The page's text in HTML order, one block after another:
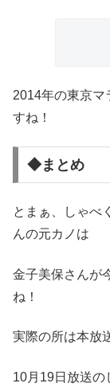
2014年の東京マ
すね！
◆まとめ
とまぁ、しゃべ
んの元カノは
金子美保さんが
ね！
実際の所は本放
10月19日放送の